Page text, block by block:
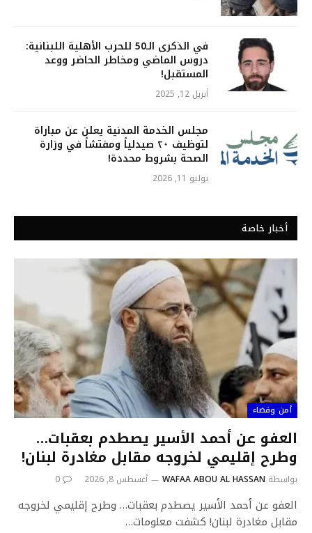
في الذكرى الـ50 للحرب الأهلية اللبنانية:
دروس الماضي ومخاطر الحاضر ووعد
المستقبل!
أبريل 12, 2025
مجلس الخدمة المدنية يعلن عن مباراة
لتوظيف ٢٠ صيدلياً ومفتشاً في وزارة
الصحة بشروط محددة!
يوليو 11, 2026
أخبار خاصة
أمن وقضاء
العفو عن أحمد الأسير يصطدم بعقبات…
وطرح إقليمي لخروجه مقابل مغادرة لبنان!
بواسطة WAFAA ABOU AL HASSAN أغسطس 8, 2026 0
العفو عن أحمد الأسير يصطدم بعقبات… وطرح إقليمي لخروجه
مقابل مغادرة لبنان! كشفت معلومات…